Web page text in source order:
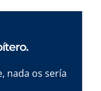
nada os sería